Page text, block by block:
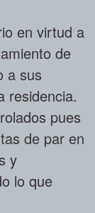
en virtud a
de
a sus
residencia.
pues
de par en
y
lo que